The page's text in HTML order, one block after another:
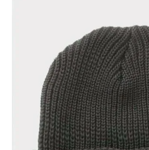
Supreme シュプ
リーム 2022AW